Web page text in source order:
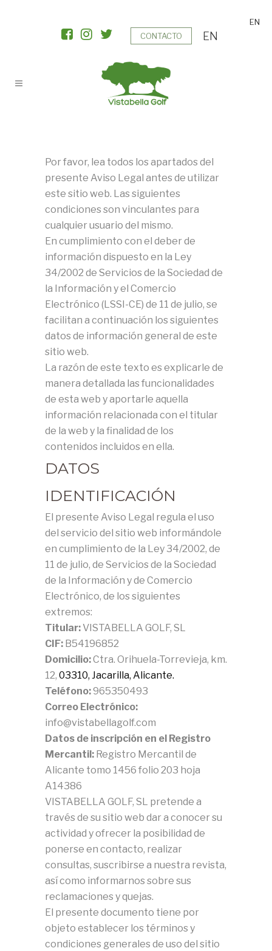
CONTACTO
EN
EN
Por favor, lea todos los apartados del
presente Aviso Legal antes de utilizar
este sitio web. Las siguientes
condiciones son vinculantes para
cualquier usuario del mismo.
En cumplimiento con el deber de
información dispuesto en la Ley
34/2002 de Servicios de la Sociedad de
la Información y el Comercio
Electrónico (LSSI-CE) de 11 de julio, se
facilitan a continuación los siguientes
datos de información general de este
sitio web.
La razón de este texto es explicarle de
manera detallada las funcionalidades
de esta web y aportarle aquella
información relacionada con el titular
de la web y la finalidad de los
contenidos incluidos en ella.
DATOS
IDENTIFICACIÓN
El presente Aviso Legal regula el uso
del servicio del sitio web informándole
en cumplimiento de la Ley 34/2002, de
11 de julio, de Servicios de la Sociedad
de la Información y de Comercio
Electrónico, de los siguientes
extremos:
Titular: VISTABELLA GOLF, SL
CIF: B54196852
Domicilio:Ctra. Orihuela-Torrevieja, km.
12, 03310, Jacarilla, Alicante.
Teléfono:965350493
Correo Electrónico:
info@vistabellagolf.com
Datos de inscripción en el Registro
Mercantil: Registro Mercantil de
Alicante tomo 1456 folio 203 hoja
A14386
VISTABELLA GOLF, SL pretende a
través de su sitio web dar a conocer su
actividad y ofrecer la posibilidad de
ponerse en contacto, realizar
consultas, suscribirse a nuestra revista,
así como informarnos sobre sus
reclamaciones y quejas.
El presente documento tiene por
objeto establecer los términos y
condiciones generales de uso del sitio